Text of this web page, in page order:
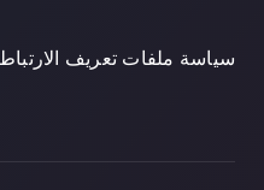
سياسة ملفات تعريف الارتباط